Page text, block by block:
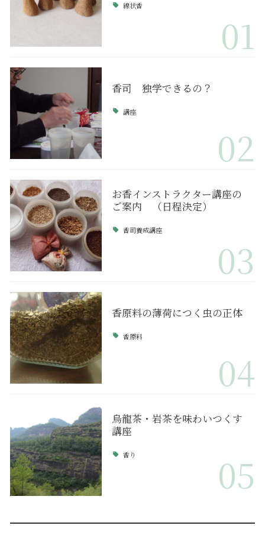
線状香
01
香司 独学できるの？
講座
02
お香インストラクター講座の
ご案内 （日程決定）
香司養成講座
03
香原料の薄荷につく虫の正体
香原料
04
烏龍茶・岩茶を味わいつくす
講座
香り 05